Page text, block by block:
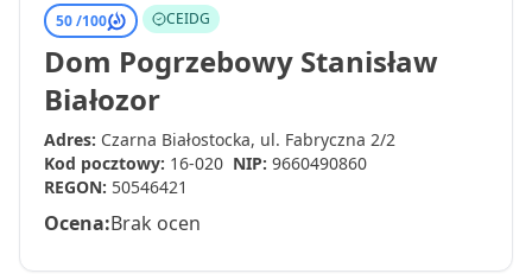
50 /100 CEIDG
Dom Pogrzebowy Stanisław
Białozor
Adres: Czarna Białostocka, ul. Fabryczna 2/2
Kod pocztowy: 16-020 NIP: 9660490860
REGON: 50546421
Ocena:Brak ocen